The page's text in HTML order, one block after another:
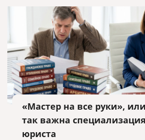
«Мастер на все руки»,
так важна
юриста